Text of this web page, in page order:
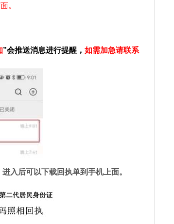
。
”会推送消息进行提醒， 如需加急请联系
进入后可以下载回执单到手机上面。